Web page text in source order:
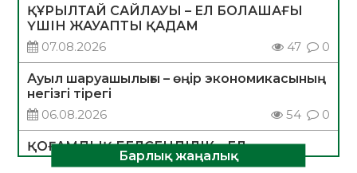
ҚҰРЫЛТАЙ САЙЛАУЫ – ЕЛ БОЛАШАҒЫ
ҮШІН ЖАУАПТЫ ҚАДАМ
07.08.2026
47 0
Ауыл шаруашылығы – өңір экономикасының
негізгі тірегі
06.08.2026
54 0
ҚОҒАМДЫҚ БЕЛСЕНДІЛІК – ЕЛ
ДАМУЫНЫҢ НЕГІЗІБарлық жаңалық